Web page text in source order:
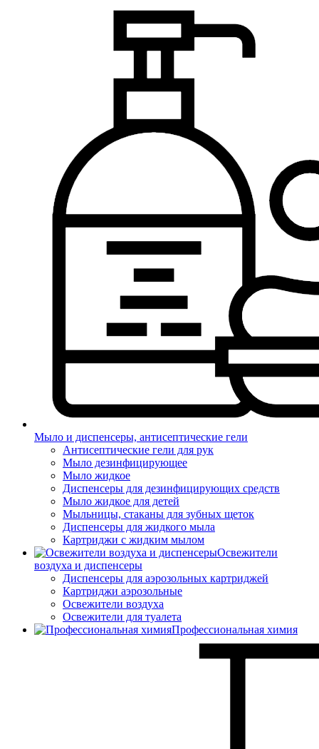
Мыло и диспенсеры, антисептические гели
Антисептические гели для рук
Мыло дезинфицирующее
Мыло жидкое
Диспенсеры для дезинфицирующих средств
Мыло жидкое для детей
Мыльницы, стаканы для зубных щеток
Диспенсеры для жидкого мыла
Картриджи с жидким мылом
Освежители
воздуха и диспенсеры
Диспенсеры для аэрозольных картриджей
Картриджи аэрозольные
Освежители воздуха
Освежители для туалета
Профессиональная химия